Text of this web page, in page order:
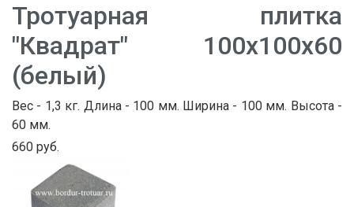
Тротуарная плитка
"Квадрат" 100х100х60
(белый)
Вес - 1,3 кг. Длина - 100 мм. Ширина - 100 мм. Высота -
60 мм.
660 руб.